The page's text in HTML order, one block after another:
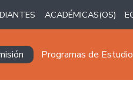
ACADÉMICAS(OS)
principal
Programas de Estudio